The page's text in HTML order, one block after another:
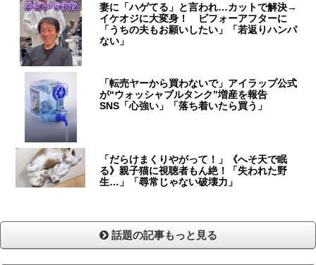
妻に「ハゲてる」と言われ…カットで解決→
イケオジに大変身！ ビフォーアフターに
「うちの夫もお願いしたい」「若返りハンパ
ない」
「転売ヤーから買わないで」アイラップ公式
が“ウォッシャブルタンク”増産を報告
SNS「心強い」「落ち着いたら買う」
「だらけまくりやがって！」《へそ天で眠
る》親子猫に視聴者もん絶！「失われた野
生…」「尋常じゃない破壊力」
話題の記事もっと見る